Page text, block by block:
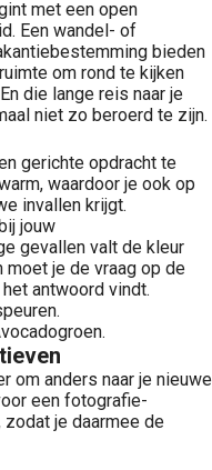
met een open
Een wandel- of
bieden
om rond te kijken
die lange reis naar je
niet zo beroerd te zijn.
gerichte opdracht te
waardoor je ook op
invallen krijgt.
jouw
gevallen valt de kleur
moet je de vraag op de
antwoord vindt.
om anders naar je nieuwe
een fotografie-
zodat je daarmee de